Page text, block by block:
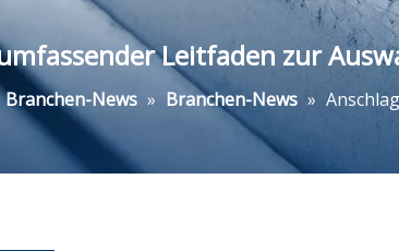
Leitfaden zur
Branchen-News » Branchen-News »